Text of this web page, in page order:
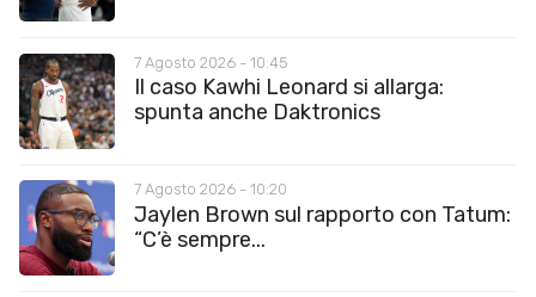
7 Agosto 2026 - 10:45
Il caso Kawhi Leonard si allarga:
spunta anche Daktronics
7 Agosto 2026 - 10:20
Jaylen Brown sul rapporto con Tatum:
“C’è sempre...